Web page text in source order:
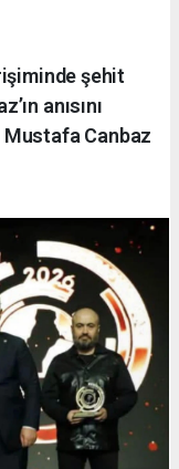
şehit
anısını
Mustafa Canbaz